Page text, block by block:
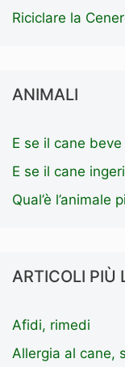
Riciclare la
ANIMALI
E se il cane
E se il cane
Qual’è l’animale
ARTICOLI PIÙ
Afidi, rimedi
Allergia al cane,